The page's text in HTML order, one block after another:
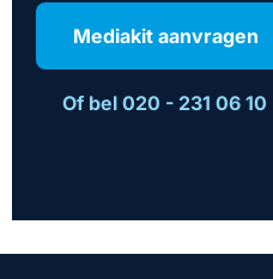
Mediakit aanvragen
Of bel 020 - 231 06 10